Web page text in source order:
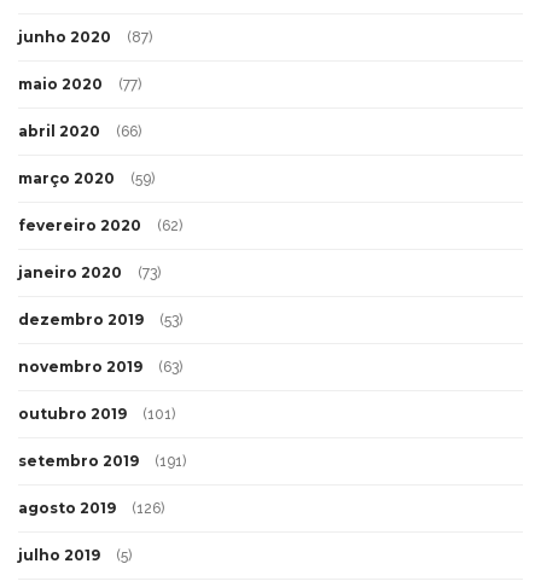
junho 2020 (87)
maio 2020 (77)
abril 2020 (66)
março 2020 (59)
fevereiro 2020 (62)
janeiro 2020 (73)
dezembro 2019 (53)
novembro 2019 (63)
outubro 2019 (101)
setembro 2019 (191)
agosto 2019 (126)
julho 2019 (5)